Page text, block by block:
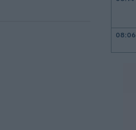
08:06